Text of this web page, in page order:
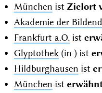
München ist Zielort
Akademie der
Frankfurt a.O.ist
Glyptothek(in ) ist
Hildburghausen ist
München ist